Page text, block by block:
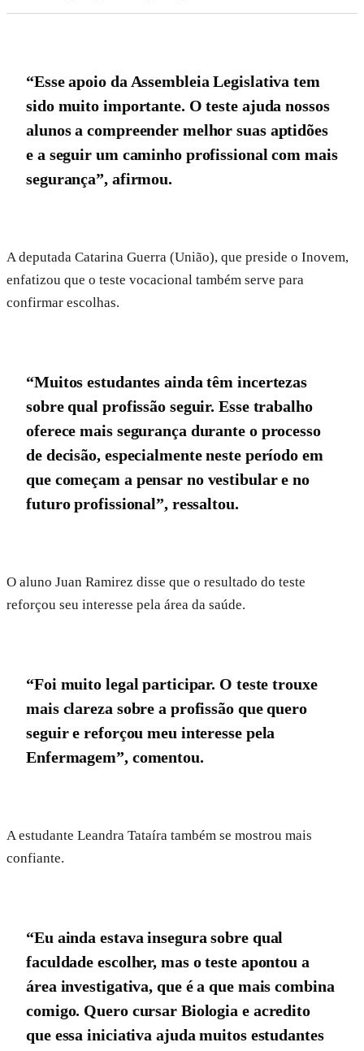
“Esse apoio da Assembleia Legislativa tem
sido muito importante. O teste ajuda nossos
alunos a compreender melhor suas aptidões
e a seguir um caminho profissional com mais
segurança”, afirmou.
A deputada Catarina Guerra (União), que preside o Inovem,
enfatizou que o teste vocacional também serve para
confirmar escolhas.
“Muitos estudantes ainda têm incertezas
sobre qual profissão seguir. Esse trabalho
oferece mais segurança durante o processo
de decisão, especialmente neste período em
que começam a pensar no vestibular e no
futuro profissional”, ressaltou.
O aluno Juan Ramirez disse que o resultado do teste
reforçou seu interesse pela área da saúde.
“Foi muito legal participar. O teste trouxe
mais clareza sobre a profissão que quero
seguir e reforçou meu interesse pela
Enfermagem”, comentou.
A estudante Leandra Tataíra também se mostrou mais
confiante.
“Eu ainda estava insegura sobre qual
faculdade escolher, mas o teste apontou a
área investigativa, que é a que mais combina
comigo. Quero cursar Biologia e acredito
que essa iniciativa ajuda muitos estudantes